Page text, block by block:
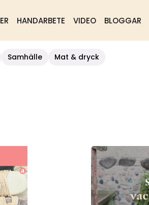
HANDARBETE VIDEO BLOGGAR
Samhälle Mat & dryck